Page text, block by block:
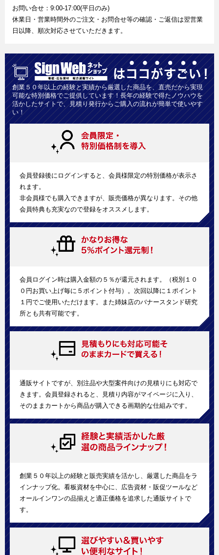
お問い合せ：9:00-17:00(平日のみ)
休業日・営業時間外のご注文・お問合せ等の確認・ご返信は翌営業
日以降、順次対応させていただきます。
創業５０年以上の経験と実績から厳選した商品を、直売だから実現
可能な特別価格でご提供しています！長年の経験で得たノウハウを
活かしたサイトで、見積り発行からご購入の流れが簡単で使いやす
い！
会員登録後にログインすると、会員様限定の特別価格が表示さ
れます。
非会員様でも購入できますが、販売価格が異なります。その他
会員特典も充実なので登録をオススメします。
会員ログイン時は購入金額の５％が還元されます。（税別１０
０円お買い上げ毎に５ポイント付与）。次回以降に１ポイント
１円でご使用いただけます。また姉妹店のバナースタンド研究
所とも共有可能です。
通販サイトですが、別注品や大型案件向けの見積りにも対応で
きます。会員登録されると、見積り内容がマイページに入り、
そのままカートから商品が購入できる画期的な仕組みです。
創業５０年以上の経験と販売実績を活かし、厳選した商品をラ
インナップ化。看板資材を中心に、広告資材・販促ツールなど
オールインワンの品揃えと適正価格を追求した通販サイトで
す。